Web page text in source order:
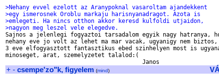
>Nehany evvel ezelott az Aranypoknal vasaroltam ajandekkent
>egy ismerosnek Oroblu markaju harisnyanadragot. Azota is
>emlegeti. Ha nincs otthon akkor keresd kulfoldi utjaidon,
>nagyon meg leszel vele elegedve.
Sajnos a jelenlegi fogyaztoi tarsadalom egyik nagy hatranya,
nehany eve jo volt az lehet ma mar vacak, ugyanigy nem
3 eve elfogyasztott fantasztikus ebed szinhelyen most is
minoseget, arat, szemelyzetet talalod:(
+ - csempe'zo"k, figyelem (mind)